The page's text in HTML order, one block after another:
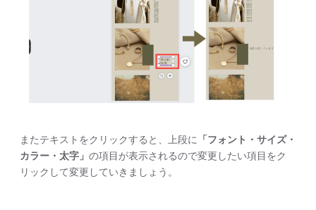
またテキストをクリックすると、上段に 「フォント・サイズ・
カラー・太字」 の項目が表示されるので変更したい項目をク
リックして変更していきましょう。